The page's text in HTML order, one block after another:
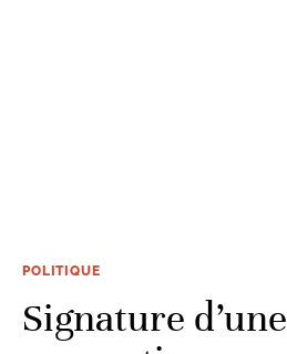
POLITIQUE
Signature d’une